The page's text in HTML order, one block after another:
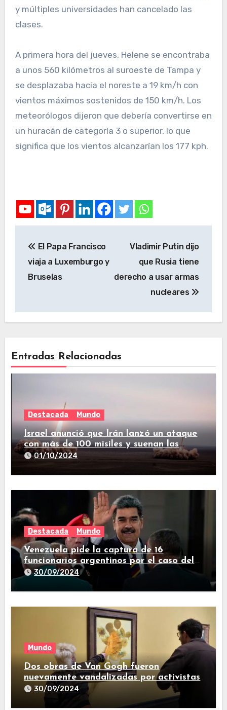
y múltiples universidades han cancelado las
clases.
A primera hora del jueves, Helene se encontraba
a unos 560 kilómetros al suroeste de Tampa y
se desplazaba hacia el noreste a 19 km/h con
vientos máximos sostenidos de 150 km/h. Los
meteorólogos dijeron que debería convertirse en
un huracán de categoría 3 o superior, lo que
significa que los vientos alcanzarían los 177 kph.
El Papa Francisco
viaja a Luxemburgo y
Bruselas
Vladimir Putin dijo
que Rusia tiene
derecho a usar armas
nucleares
Entradas Relacionadas
Destacada Mundo
Israel anunció que Irán lanzó un ataque
con más de 100 misiles y suenan las
sirenas en todo el país
01/10/2024
Destacada Mundo
Venezuela pide la captura de 16
funcionarios argentinos por el caso del
avión iraní que estuvo en Buenos Aires
30/09/2024
Mundo
Dos obras de Van Gogh fueron
nuevamente vandalizadas por activistas
30/09/2024